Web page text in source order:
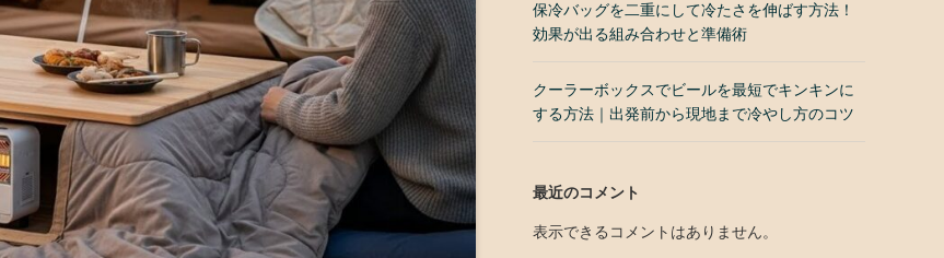
保冷バッグを二重にして冷たさを伸ばす方法！
効果が出る組み合わせと準備術
クーラーボックスでビールを最短でキンキンに
する方法｜出発前から現地まで冷やし方のコツ
最近のコメント
表示できるコメントはありません。